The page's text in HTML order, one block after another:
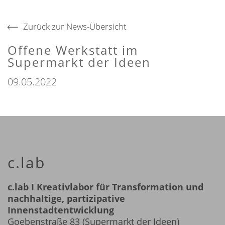
Offene Werkstatt im
Supermarkt der Ideen
Zurück zur News-Übersicht
09.05.2022
c.lab
c.lab I Kreativlabor für Transformation und
nachhaltige, partizipative
Innenstadtentwicklung
Goebenstraße 83 (Supermarkt der Ideen)